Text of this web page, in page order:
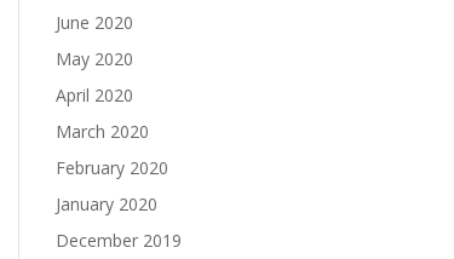
June 2020
May 2020
April 2020
March 2020
February 2020
January 2020
December 2019